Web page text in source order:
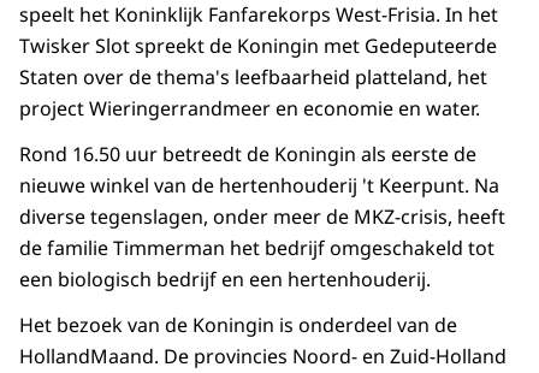
speelt het Koninklijk Fanfarekorps West-Frisia. In het
Twisker Slot spreekt de Koningin met Gedeputeerde
Staten over de thema's leefbaarheid platteland, het
project Wieringerrandmeer en economie en water.
Rond 16.50 uur betreedt de Koningin als eerste de
nieuwe winkel van de hertenhouderij 't Keerpunt. Na
diverse tegenslagen, onder meer de MKZ-crisis, heeft
de familie Timmerman het bedrijf omgeschakeld tot
een biologisch bedrijf en een hertenhouderij.
Het bezoek van de Koningin is onderdeel van de
HollandMaand. De provincies Noord- en Zuid-Holland